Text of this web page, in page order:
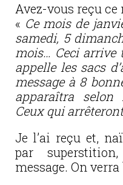
Avez-vous reçu
« Ce mois de
samedi, 5
mois… Ceci arrive
appelle les sacs
message à 8
apparaîtra
Ceuxqui
Je l’ai reçu et,
par
message. On verra